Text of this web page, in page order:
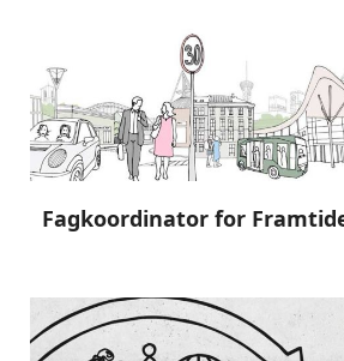
Fagkoordinator for